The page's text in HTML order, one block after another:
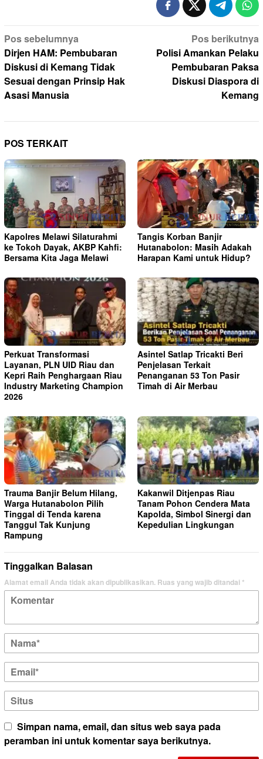
Navigasi
pos
Pos sebelumnya
Dirjen HAM: Pembubaran
Diskusi di Kemang Tidak
Sesuai dengan Prinsip Hak
Asasi Manusia
Pos berikutnya
Polisi Amankan Pelaku
Pembubaran Paksa
Diskusi Diaspora di
Kemang
POS TERKAIT
Kapolres Melawi Silaturahmi
ke Tokoh Dayak, AKBP Kahfi:
Bersama Kita Jaga Melawi
Tangis Korban Banjir
Hutanabolon: Masih Adakah
Harapan Kami untuk Hidup?
Perkuat Transformasi
Layanan, PLN UID Riau dan
Kepri Raih Penghargaan Riau
Industry Marketing Champion
2026
Asintel Satlap Tricakti Beri
Penjelasan Terkait
Penanganan 53 Ton Pasir
Timah di Air Merbau
Trauma Banjir Belum Hilang,
Warga Hutanabolon Pilih
Tinggal di Tenda karena
Tanggul Tak Kunjung
Rampung
Kakanwil Ditjenpas Riau
Tanam Pohon Cendera Mata
Kapolda, Simbol Sinergi dan
Kepedulian Lingkungan
Tinggalkan Balasan
Alamat email Anda tidak akan dipublikasikan. Ruas yang wajib ditandai*
Simpan nama, email, dan situs web saya pada
peramban ini untuk komentar saya berikutnya.